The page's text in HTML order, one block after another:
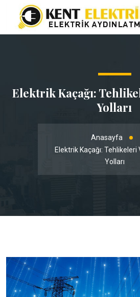
Elektrik Kaçağı:
Yolları
Anasayfa
Elektrik Kaçağı: Tehlikeleri
Yolları